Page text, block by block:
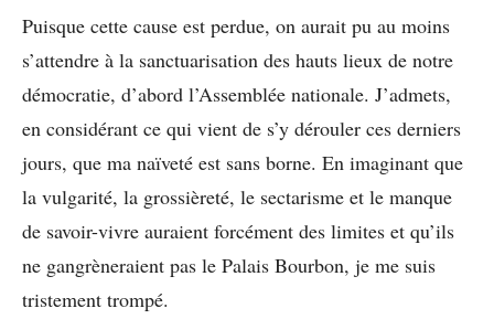
Puisque cette cause est perdue, on aurait pu au moins
s’attendre à la sanctuarisation des hauts lieux de notre
démocratie, d’abord l’Assemblée nationale. J’admets,
en considérant ce qui vient de s’y dérouler ces derniers
jours, que ma naïveté est sans borne. En imaginant que
la vulgarité, la grossièreté, le sectarisme et le manque
de savoir-vivre auraient forcément des limites et qu’ils
ne gangrèneraient pas le Palais Bourbon, je me suis
tristement trompé.